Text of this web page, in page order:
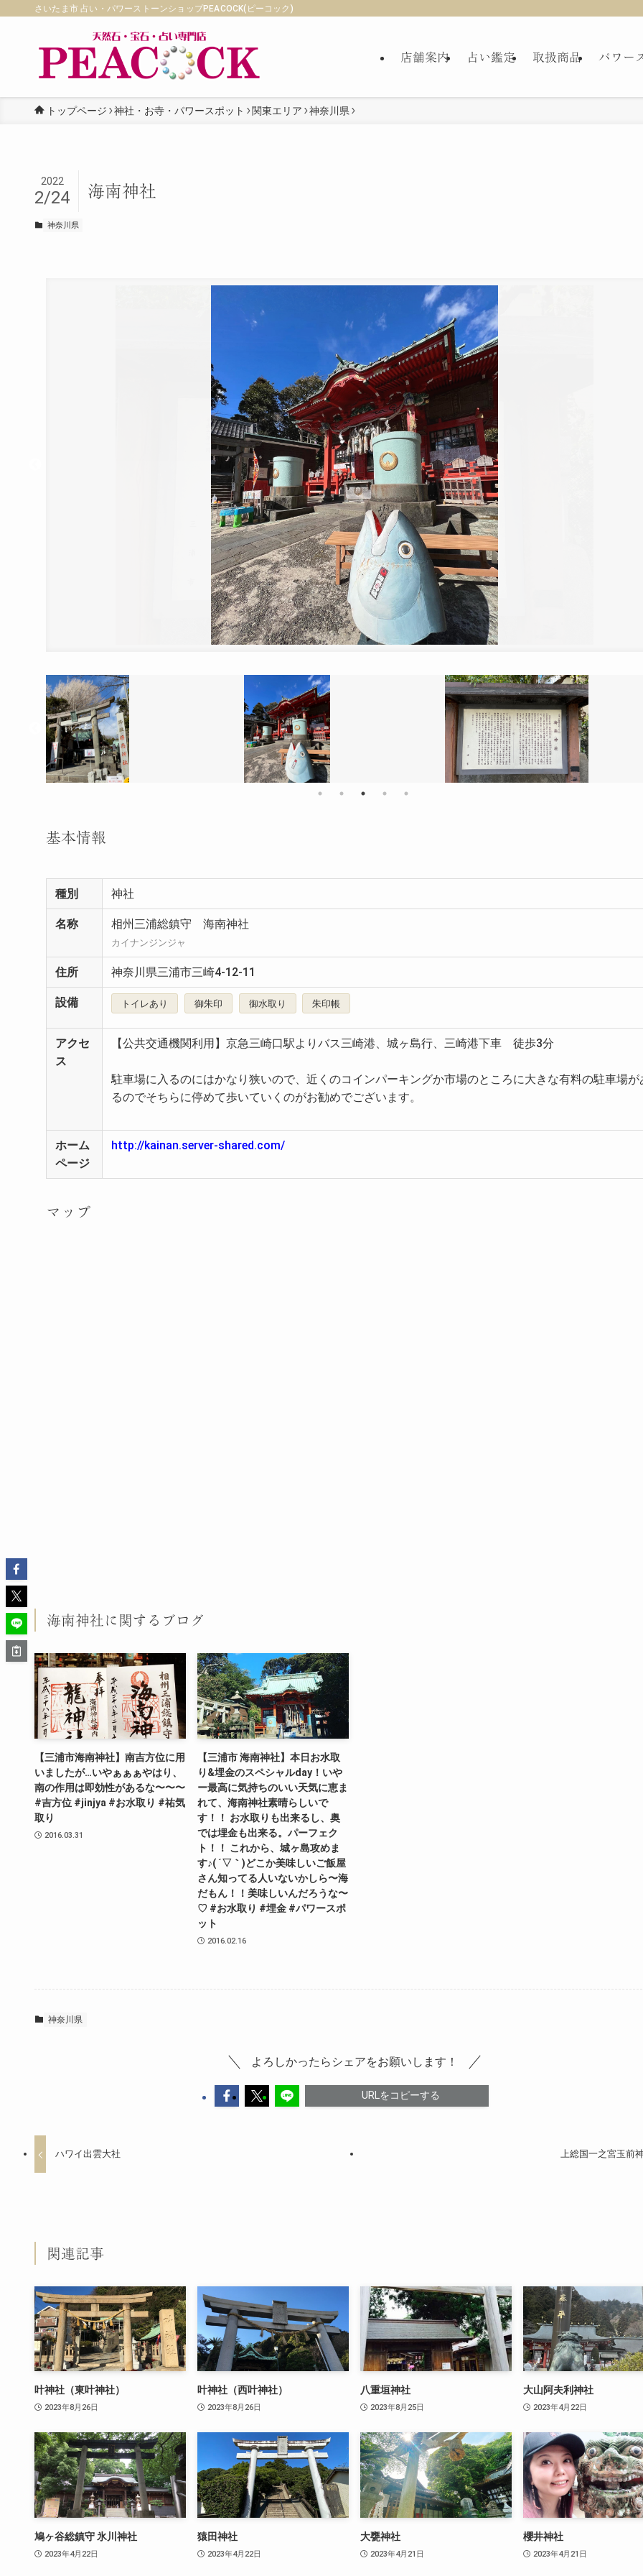
さいたま市 占い・パワーストーンショップPEACOCK(ピーコック)
店舗案内 占い鑑定 取扱商品 パワー
トップページ 神社・お寺・パワースポット 関東エリア 神奈川県
海南神社
2022
2/24
神奈川県
基本情報
種別 神社
名称 相州三浦総鎮守 海南神社
カイナンジンジャ
住所 神奈川県三浦市三崎4-12-11
設備 トイレあり 御朱印 御水取り 朱印帳
アクセ
ス
【公共交通機関利用】京急三崎口駅よりバス三崎港、城ヶ島行、三崎港下車 徒歩3分
駐車場に入るのにはかなり狭いので、近くのコインパーキングか市場のところに大きな有料の駐車場が
るのでそちらに停めて歩いていくのがお勧めでございます。
ホーム
ページ
http://kainan.server-shared.com/
マップ
海南神社に関するブログ
【三浦市海南神社】南吉方位に用
いましたが…いやぁぁぁやはり、
南の作用は即効性があるな〜〜〜
#吉方位 #jinjya #お水取り #祐気
取り
2016.03.31
【三浦市 海南神社】本日お水取
り&埋金のスペシャルday！いや
ー最高に気持ちのいい天気に恵ま
れて、海南神社素晴らしいで
す！！ お水取りも出来るし、奥
では埋金も出来る。パーフェク
ト！！ これから、城ヶ島攻めま
す♪( ´▽｀)どこか美味しいご飯屋
さん知ってる人いないかしら〜海
だもん！！美味しいんだろうな〜
♡ #お水取り #埋金 #パワースポ
ット
2016.02.16
神奈川県
よろしかったらシェアをお願いします！
URLをコピーする
ハワイ出雲大社 上総国一之宮玉前
関連記事
叶神社（東叶神社）
2023年8月26日
叶神社（西叶神社）
2023年8月26日
八重垣神社
2023年8月25日
大山阿夫利神社
2023年4月22日
鳩ヶ谷総鎮守 氷川神社
2023年4月22日
猿田神社
2023年4月22日
大甕神社
2023年4月21日
櫻井神社
2023年4月21日